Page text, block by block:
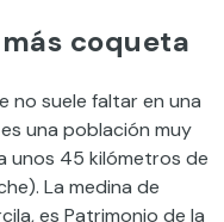
coqueta
no suele faltar en una
una población muy
unos 45 kilómetros de
La medina de
es Patrimonio de la